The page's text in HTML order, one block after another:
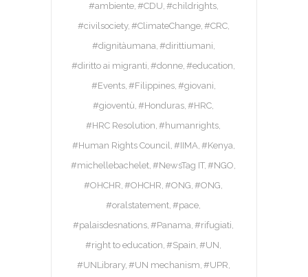
#ambiente #CDU #childrights
#civilsociety #ClimateChange #CRC
#dignitàumana #dirittiumani
#diritto ai migranti #donne #education
#Events #Filippines #giovani
#gioventù #Honduras #HRC
#HRC Resolution #humanrights
#Human Rights Council #IIMA #Kenya
#michellebachelet #NewsTag IT #NGO
#OHCHR #OHCHR #ONG #ONG
#oralstatement #pace
#palaisdesnations #Panama #rifugiati
#right to education #Spain #UN
#UNLibrary #UN mechanism #UPR